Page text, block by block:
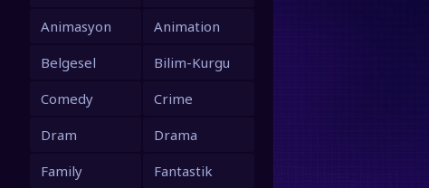
Animasyon
Animation
Belgesel
Bilim-Kurgu
Comedy
Crime
Dram
Drama
Family
Fantastik